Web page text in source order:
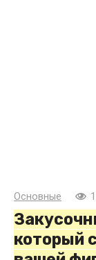
Основные
который